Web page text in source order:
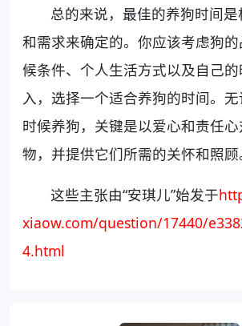
总的来说，最佳的养狗时间
和需求来确定的。你应该考虑狗
候条件、个人生活方式以及自己
入，选择一个适合养狗的时间。
时候养狗，关键是以爱心和责任
物，并提供它们所需的关怀和照顾
这些主张由“安琪儿”始发于
xiaow.com/question/17440/
4.html